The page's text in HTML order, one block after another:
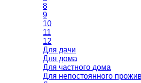
8
9
10
11
12
Для дачи
Для дома
Для частного дома
Для непостоянного